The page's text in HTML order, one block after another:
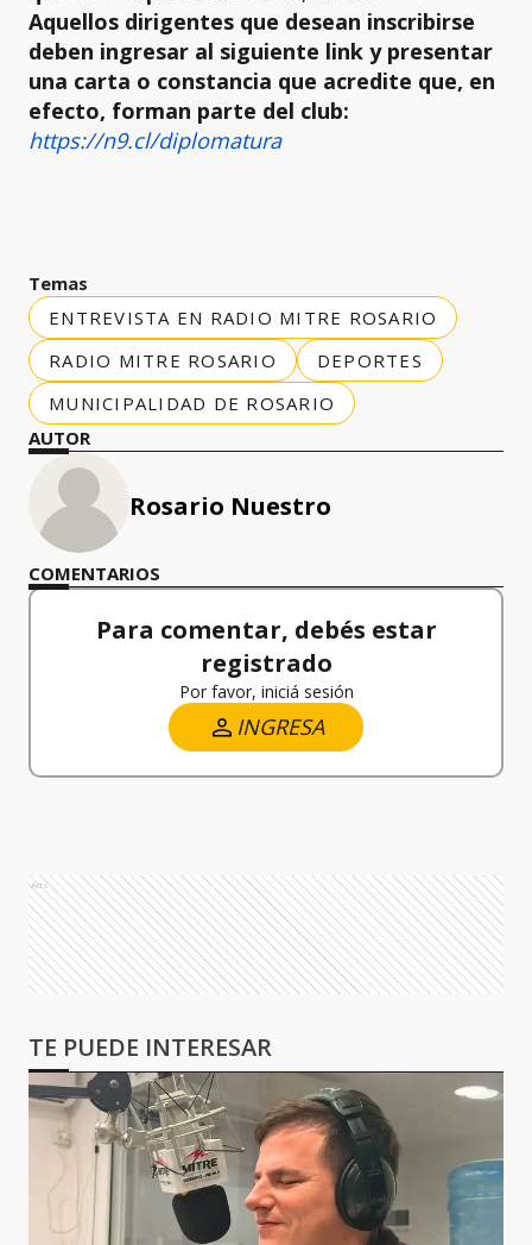
Aquellos dirigentes que desean inscribirse
deben ingresar al siguiente link y presentar
una carta o constancia que acredite que, en
efecto, forman parte del club:
https://n9.cl/diplomatura
Temas
ENTREVISTA EN RADIO MITRE ROSARIO
RADIO MITRE ROSARIO
DEPORTES
MUNICIPALIDAD DE ROSARIO
AUTOR
Rosario Nuestro
COMENTARIOS
Para comentar, debés estar
registrado
Por favor, iniciá sesión
INGRESA
Ads
TE PUEDE INTERESAR